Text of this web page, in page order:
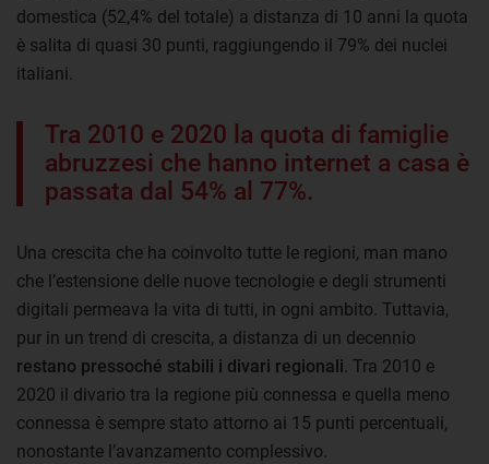
domestica (52,4% del totale) a distanza di 10 anni la quota
è salita di quasi 30 punti, raggiungendo il 79% dei nuclei
italiani.
Tra 2010 e 2020 la quota di famiglie
abruzzesi che hanno internet a casa è
passata dal 54% al 77%.
Una crescita che ha coinvolto tutte le regioni, man mano
che l’estensione delle nuove tecnologie e degli strumenti
digitali permeava la vita di tutti, in ogni ambito. Tuttavia,
pur in un trend di crescita, a distanza di un decennio
restano pressoché stabili i divari regionali. Tra 2010 e
2020 il divario tra la regione più connessa e quella meno
connessa è sempre stato attorno ai 15 punti percentuali,
nonostante l’avanzamento complessivo.